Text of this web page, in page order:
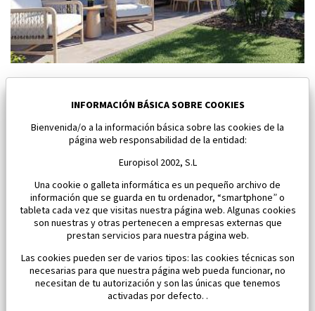
Torre Pacheco
Dormitorios:2 Área:96 M2
334 900 €
INFORMACIÓN BÁSICA SOBRE COOKIES
Bienvenida/o a la información básica sobre las cookies de la
página web responsabilidad de la entidad:
Europisol 2002, S.L
Una cookie o galleta informática es un pequeño archivo de
información que se guarda en tu ordenador, “smartphone” o
tableta cada vez que visitas nuestra página web. Algunas cookies
son nuestras y otras pertenecen a empresas externas que
prestan servicios para nuestra página web.
Las cookies pueden ser de varios tipos: las cookies técnicas son
necesarias para que nuestra página web pueda funcionar, no
necesitan de tu autorización y son las únicas que tenemos
activadas por defecto. .